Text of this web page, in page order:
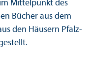
Mittelpunkt des
Bücher aus dem
den Häusern Pfalz-